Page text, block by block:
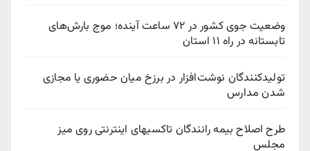
وضعیت جوی کشور در ۷۲ ساعت آینده؛ موج بارش‌های
تابستانه در راه ۱۱ استان
تولیدکنندگان نوشت‌افزار در برزخ میان حضوری یا مجازی
شدن مدارس
طرح اصلاح بیمه رانندگان تاکسیهای اینترنتی روی میز
مجلس